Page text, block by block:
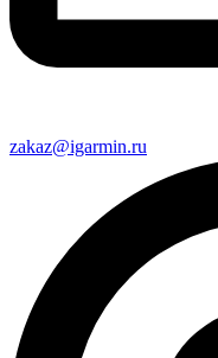
zakaz@igarmin.ru